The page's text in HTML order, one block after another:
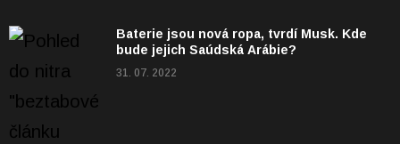
Baterie jsou nová ropa, tvrdí Musk. Kde
bude jejich Saúdská Arábie?
31. 07. 2022